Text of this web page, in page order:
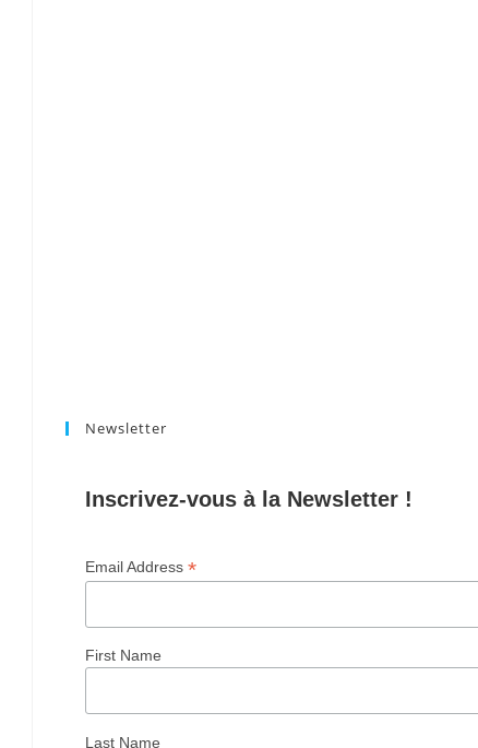
Newsletter
Inscrivez-vous à la Newsletter !
Email Address *
First Name
Last Name